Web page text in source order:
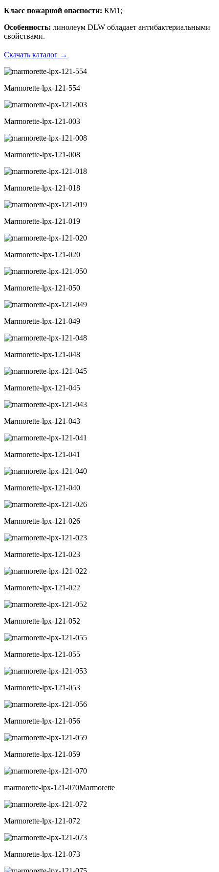
Класс пожарной опасности: КМ1;
Особенность: линолеум DLW обладает антибактериальными
свойствами.
Скачать каталог →
Marmorette-lpx-121-554
Marmorette-lpx-121-003
Marmorette-lpx-121-008
Marmorette-lpx-121-018
Marmorette-lpx-121-019
Marmorette-lpx-121-020
Marmorette-lpx-121-050
Marmorette-lpx-121-049
Marmorette-lpx-121-048
Marmorette-lpx-121-045
Marmorette-lpx-121-043
Marmorette-lpx-121-041
Marmorette-lpx-121-040
Marmorette-lpx-121-026
Marmorette-lpx-121-023
Marmorette-lpx-121-022
Marmorette-lpx-121-052
Marmorette-lpx-121-055
Marmorette-lpx-121-053
Marmorette-lpx-121-056
Marmorette-lpx-121-059
marmorette-lpx-121-070Marmorette
Marmorette-lpx-121-072
Marmorette-lpx-121-073